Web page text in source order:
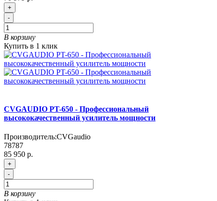
+
-
В корзину
Купить в 1 клик
CVGAUDIO PT-650 - Профессиональный
высококачественный усилитель мощности
Производитель:CVGaudio
78787
85 950 р.
+
-
В корзину